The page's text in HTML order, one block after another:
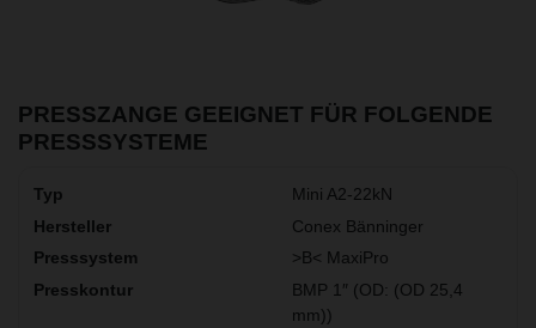
PRESSZANGE GEEIGNET FÜR FOLGENDE
PRESSSYSTEME
Mini A2-22kN
Conex Bänninger
>B< MaxiPro
BMP 1″ (OD: (OD 25,4
mm))